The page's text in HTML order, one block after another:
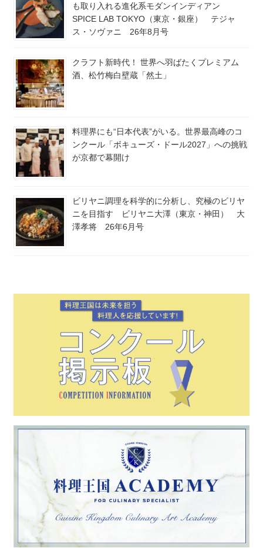
も取り入れる進化系モダンインディアン
SPICE LAB TOKYO（東京・銀座） テジャ
ス・ソヴァニ 26年8月号
クラフト新時代！ 世界へ羽ばたくプレミアム
酒、松竹梅白壁蔵「然土」
料理界にも“日本代表”がいる。世界最高峰のコ
ンクール「ボキューズ・ドール2027」への挑戦
が京都で幕開け
ビリヤニ調理を科学的に分析し、究極のビリヤ
ニを目指す ビリヤニ大澤（東京・神田） 大
澤孝将 26年6月号